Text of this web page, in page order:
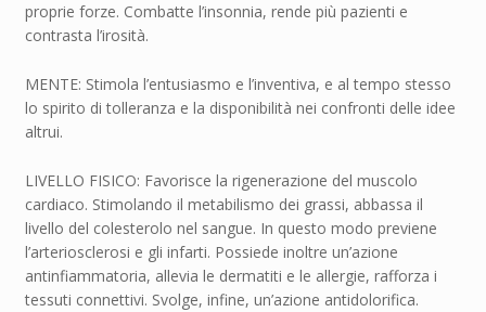
proprie forze. Combatte l’insonnia, rende più pazienti e
contrasta l’irosità.
MENTE: Stimola l’entusiasmo e l’inventiva, e al tempo stesso
lo spirito di tolleranza e la disponibilità nei confronti delle idee
altrui.
LIVELLO FISICO: Favorisce la rigenerazione del muscolo
cardiaco. Stimolando il metabilismo dei grassi, abbassa il
livello del colesterolo nel sangue. In questo modo previene
l’arteriosclerosi e gli infarti. Possiede inoltre un’azione
antinfiammatoria, allevia le dermatiti e le allergie, rafforza i
tessuti connettivi. Svolge, infine, un’azione antidolorifica.